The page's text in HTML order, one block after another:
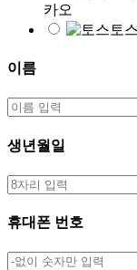
카오
토스
이름
생년월일
휴대폰 번호